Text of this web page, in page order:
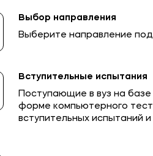
Выбор направления
Выберите направление
Вступительные испытания
Поступающие в вуз на
форме компьютерного
вступительных испытаний